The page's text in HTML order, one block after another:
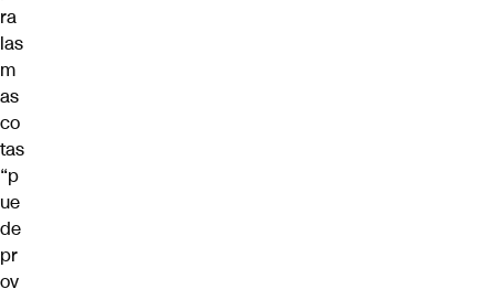
ra
las
m
as
co
tas
“p
ue
de
pr
ov